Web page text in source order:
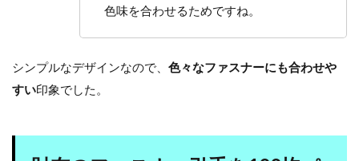
色味を合わせるためですね。
シンプルなデザインなので、 色々なファスナーにも合わせや
すい印象でした。